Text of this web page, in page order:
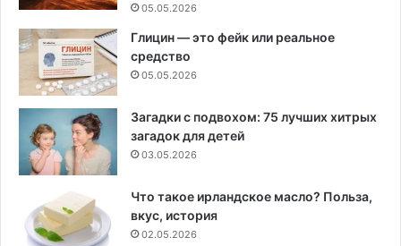
05.05.2026
Глицин — это фейк или реальное
средство
05.05.2026
Загадки с подвохом: 75 лучших хитрых
загадок для детей
03.05.2026
Что такое ирландское масло? Польза,
вкус, история
02.05.2026